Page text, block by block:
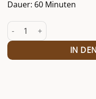
Dauer: 60 Minuten
Kaffee-Verkostung am Di.
IN